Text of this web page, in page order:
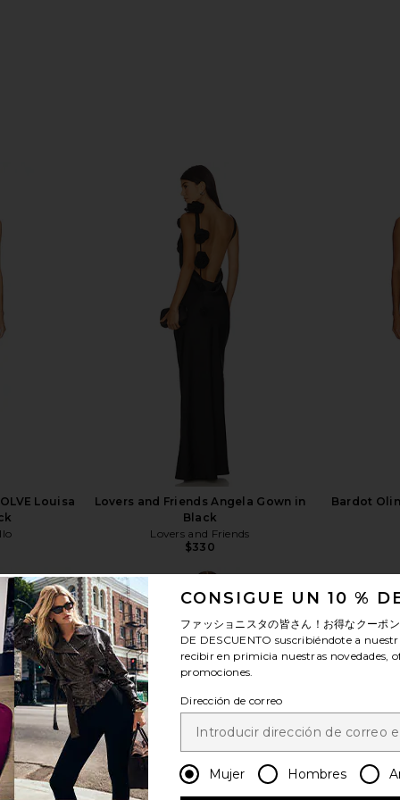
Louisa
Lovers and Friends Angela Gown in
Black
Lovers and Friends
$330
Bardot
ver más
CONSIGUE UN 10 %
ファッショニスタの皆さん！お得なクーポ
DE DESCUENTO suscribiéndote a
recibir en primicia nuestras novedades,
promociones.
Dirección de correo
Mujer Hombres